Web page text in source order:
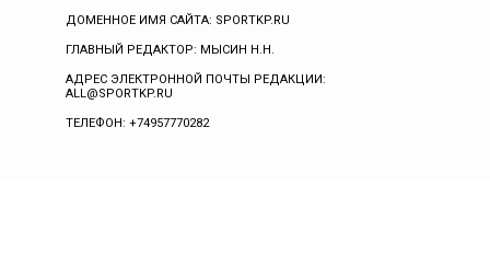
ДОМЕННОЕ ИМЯ САЙТА: SPORTKP.RU
ГЛАВНЫЙ РЕДАКТОР: МЫСИН Н.Н.
АДРЕС ЭЛЕКТРОННОЙ ПОЧТЫ РЕДАКЦИИ:
ALL@SPORTKP.RU
ТЕЛЕФОН: +74957770282